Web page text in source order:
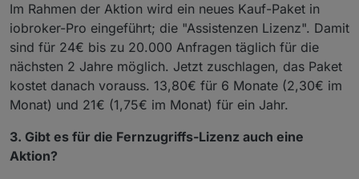
Im Rahmen der Aktion wird ein neues Kauf-Paket in
iobroker-Pro eingeführt; die "Assistenzen Lizenz". Damit
sind für 24€ bis zu 20.000 Anfragen täglich für die
nächsten 2 Jahre möglich. Jetzt zuschlagen, das Paket
kostet danach vorauss. 13,80€ für 6 Monate (2,30€ im
Monat) und 21€ (1,75€ im Monat) für ein Jahr.
3. Gibt es für die Fernzugriffs-Lizenz auch eine
Aktion?